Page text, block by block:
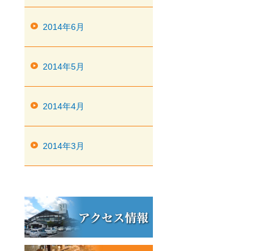
2014年6月
2014年5月
2014年4月
2014年3月